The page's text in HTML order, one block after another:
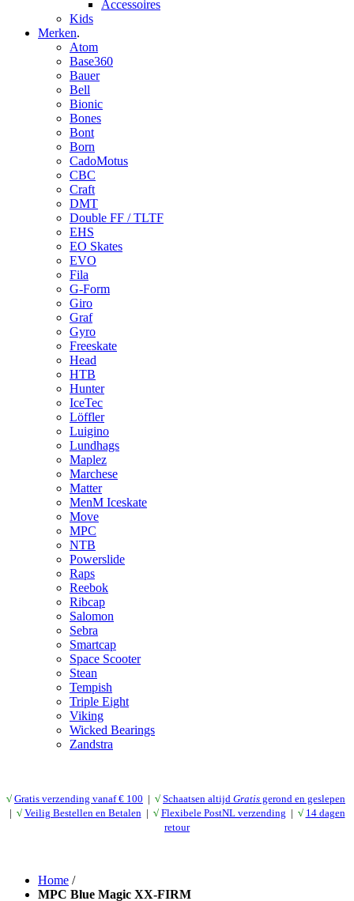
Accessoires
Kids
Merken.
Atom
Base360
Bauer
Bell
Bionic
Bones
Bont
Born
CadoMotus
CBC
Craft
DMT
Double FF / TLTF
EHS
EO Skates
EVO
Fila
G-Form
Giro
Graf
Gyro
Freeskate
Head
HTB
Hunter
IceTec
Löffler
Luigino
Lundhags
Maplez
Marchese
Matter
MenM Iceskate
Move
MPC
NTB
Powerslide
Raps
Reebok
Ribcap
Salomon
Sebra
Smartcap
Space Scooter
Stean
Tempish
Triple Eight
Viking
Wicked Bearings
Zandstra
√ Gratis verzending vanaf € 100 | √ Schaatsen altijd Gratis gerond en geslepen
| √ Veilig Bestellen en Betalen | √ Flexibele PostNL verzending | √ 14 dagen
retour
Home /
MPC Blue Magic XX-FIRM